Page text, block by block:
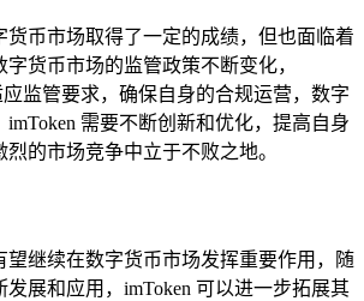
货币市场取得了一定的成绩，但也面临着
货币市场的监管政策不断变化，
应监管要求，确保自身的合规运营，数字
需要不断创新和优化，提高自身
的市场竞争中立于不败之地。
望继续在数字货币市场发挥重要作用，随
展和应用，imToken 可以进一步拓展其